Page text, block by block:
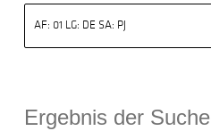
Ergebnis der Suche